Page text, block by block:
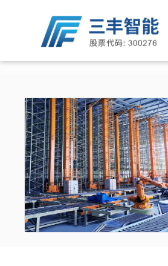
关于我们
我们公司
企业文化
我们的社区
未来发展
招聘简章
用人理念
单轨自行小车输送系统
双轨自行小车输送系统
摩擦输送系统
滑撬输送系统
地面链式输送系统
自动引导车输送系统
辊道输送系统
滑板输送系统
研发中心
技术中心
培训中心
公司新闻
公司公告
投资者关系互动平台
三丰智能装备集团股份有限
湖北三丰智能装备有限公司
湖北三丰小松物流技术有限
黄石久丰智能机电有限公司
湖北三丰机器人有限公司
湖北三扬石化有限公司
慧昇半导体（黄石）有限公司
上海鑫燕隆汽车装备制造有